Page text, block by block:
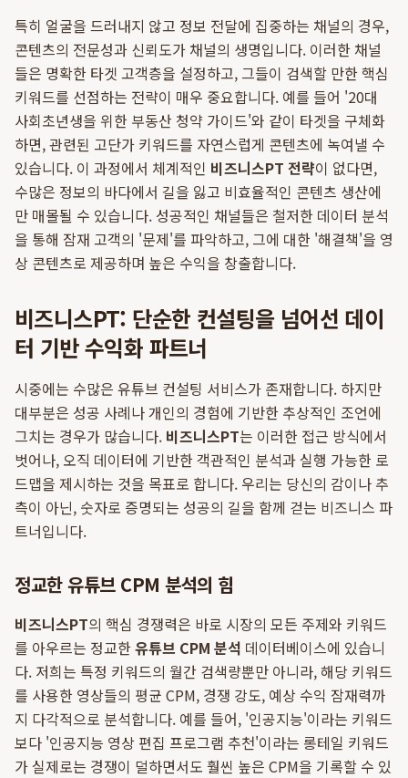
특히 얼굴을 드러내지 않고 정보 전달에 집중하는 채널의 경우,
콘텐츠의 전문성과 신뢰도가 채널의 생명입니다. 이러한 채널
들은 명확한 타겟 고객층을 설정하고, 그들이 검색할 만한 핵심
키워드를 선점하는 전략이 매우 중요합니다. 예를 들어 '20대
사회초년생을 위한 부동산 청약 가이드'와 같이 타겟을 구체화
하면, 관련된 고단가 키워드를 자연스럽게 콘텐츠에 녹여낼 수
있습니다. 이 과정에서 체계적인 비즈니스PT 전략이 없다면,
수많은 정보의 바다에서 길을 잃고 비효율적인 콘텐츠 생산에
만 매몰될 수 있습니다. 성공적인 채널들은 철저한 데이터 분석
을 통해 잠재 고객의 '문제'를 파악하고, 그에 대한 '해결책'을 영
상 콘텐츠로 제공하며 높은 수익을 창출합니다.
비즈니스PT: 단순한 컨설팅을 넘어선 데이
터 기반 수익화 파트너
시중에는 수많은 유튜브 컨설팅 서비스가 존재합니다. 하지만
대부분은 성공 사례나 개인의 경험에 기반한 추상적인 조언에
그치는 경우가 많습니다. 비즈니스PT는 이러한 접근 방식에서
벗어나, 오직 데이터에 기반한 객관적인 분석과 실행 가능한 로
드맵을 제시하는 것을 목표로 합니다. 우리는 당신의 감이나 추
측이 아닌, 숫자로 증명되는 성공의 길을 함께 걷는 비즈니스 파
트너입니다.
정교한 유튜브 CPM 분석의 힘
비즈니스PT의 핵심 경쟁력은 바로 시장의 모든 주제와 키워드
를 아우르는 정교한유튜브 CPM 분석 데이터베이스에 있습니
다. 저희는 특정 키워드의 월간 검색량뿐만 아니라, 해당 키워드
를 사용한 영상들의 평균 CPM, 경쟁 강도, 예상 수익 잠재력까
지 다각적으로 분석합니다. 예를 들어, '인공지능'이라는 키워드
보다 '인공지능 영상 편집 프로그램 추천'이라는 롱테일 키워드
가 실제로는 경쟁이 덜하면서도 훨씬 높은 CPM을 기록할 수 있